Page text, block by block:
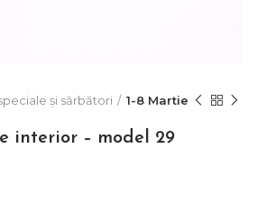
și sărbători 1-8 Martie
interior – model 29